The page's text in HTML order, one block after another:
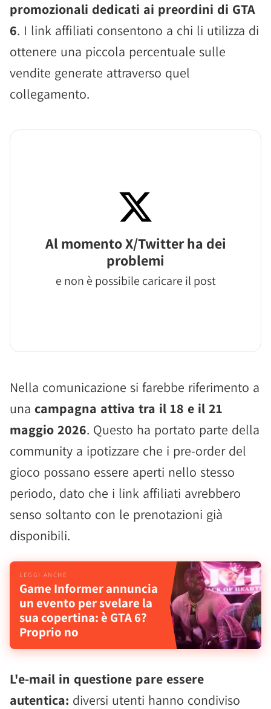
promozionali dedicati ai preordini di GTA
6. I link affiliati consentono a chi li utilizza di
ottenere una piccola percentuale sulle
vendite generate attraverso quel
collegamento.
Al momento X/Twitter ha dei
problemi
e non è possibile caricare il post
Nella comunicazione si farebbe riferimento a
una campagna attiva tra il 18 e il 21
maggio 2026. Questo ha portato parte della
community a ipotizzare che i pre-order del
gioco possano essere aperti nello stesso
periodo, dato che i link affiliati avrebbero
senso soltanto con le prenotazioni già
disponibili.
Game Informer annuncia
un evento per svelare la
sua copertina: è GTA 6?
Proprio no
L'e-mail in questione pare essere
autentica: diversi utenti hanno condiviso